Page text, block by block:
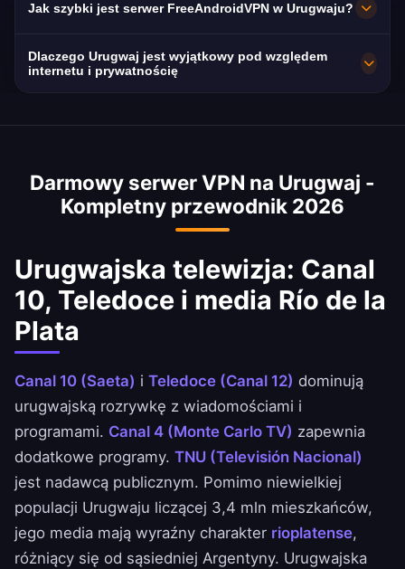
10 Gbps dla maksymalnej prędkości. W
urugwajskie miasto, aby uzyskać optymalną
braku logów. Urugwaj ma silną ochronę
Jak szybki jest serwer FreeAndroidVPN w Urugwaju?
Urugwaju wynosi 60 Mbps dzięki
w Ameryce Południowej.
Dlaczego Urugwaj jest wyjątkowy pod względem
internetu i prywatnościę
internet w Ameryce Łacińskiej (uniwersalny
danych (LPDP, wzorowane na unijnym RODO).
Często jest nazywany „Szwajcarią Ameryki
Południowej" pod względem praw cyfrowych.
Darmowy serwer VPN na Urugwaj -
Kompletny przewodnik 2026
Urugwajska telewizja: Canal
10, Teledoce i media Río de la
Plata
Canal 10 (Saeta) i Teledoce (Canal 12) dominują
urugwajską rozrywkę z wiadomościami i
programami. Canal 4 (Monte Carlo TV) zapewnia
dodatkowe programy. TNU (Televisión Nacional)
jest nadawcą publicznym. Pomimo niewielkiej
populacji Urugwaju liczącej 3,4 mln mieszkańców,
jego media mają wyraźny charakter rioplatense,
różniący się od sąsiedniej Argentyny. Urugwajska